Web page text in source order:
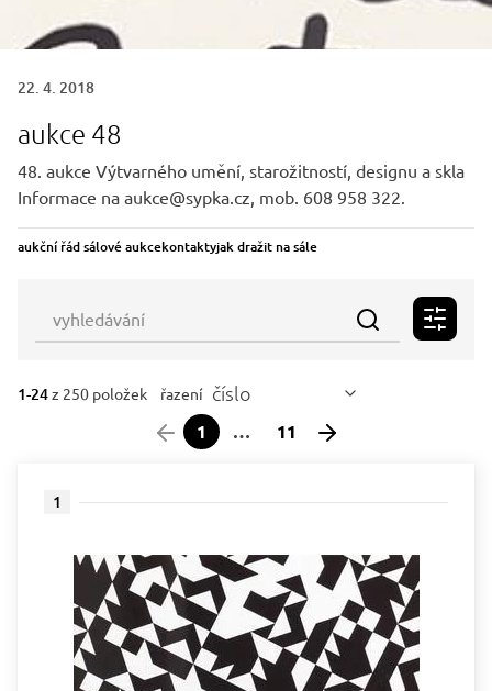
22. 4. 2018
aukce 48
48. aukce Výtvarného umění, starožitností, designu a skla
Informace na aukce@sypka.cz, mob. 608 958 322.
aukční řád sálové aukcekontaktyjak dražit na sále
1-24z 250 položek řazení číslo
1 … 11
1